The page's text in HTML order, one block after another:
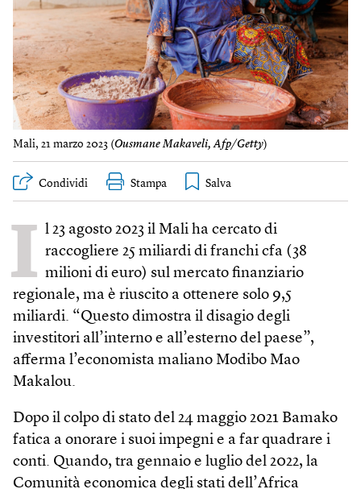
Mali, 21 marzo 2023 (Ousmane Makaveli, Afp/Getty)
Condividi Stampa
I l 23 agosto 2023 il Mali ha cercato di
raccogliere 25 miliardi di franchi cfa (38
milioni di euro) sul mercato finanziario
regionale, ma è riuscito a ottenere solo 9,5
miliardi. “Questo dimostra il disagio degli
investitori all’interno e all’esterno del paese”,
afferma l’economista maliano Modibo Mao
Makalou.
Dopo il colpo di stato del 24 maggio 2021 Bamako
fatica a onorare i suoi impegni e a far quadrare i
conti. Quando, tra gennaio e luglio del 2022, la
Comunità economica degli stati dell’Africa